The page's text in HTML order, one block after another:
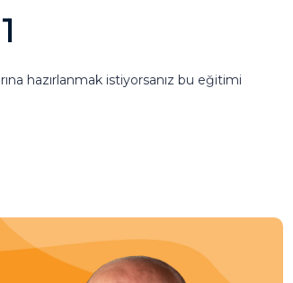
hazırlanmak istiyorsanız bu eğitimi